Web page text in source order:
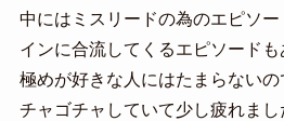
中にはミスリードの為のエピソ
インに合流してくるエピソード
極めが好きな人にはたまらない
チャゴチャしていて少し疲れまし